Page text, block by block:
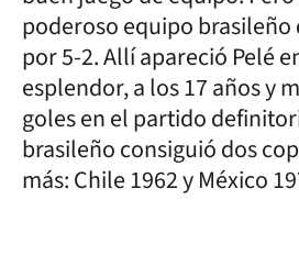
poderoso equipo brasileño
por 5-2. Allí apareció Pelé
esplendor, a los 17 años y
goles en el partido
brasileño consiguió dos
más: Chile 1962 y México